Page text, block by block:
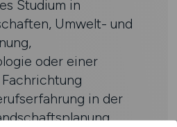
Studium in
Umwelt- und
oder einer
in der